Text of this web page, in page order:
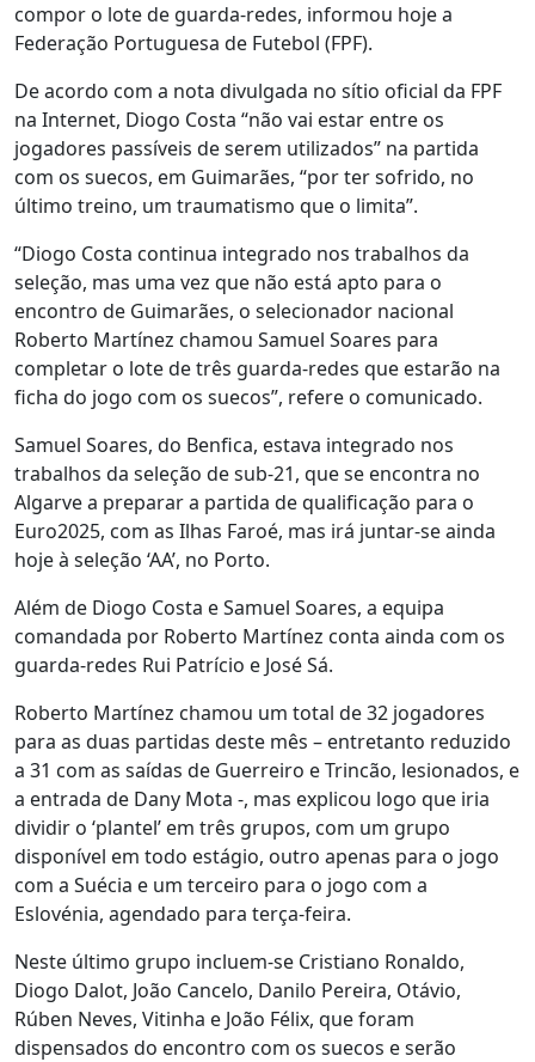
compor o lote de guarda-redes, informou hoje a
Federação Portuguesa de Futebol (FPF).
De acordo com a nota divulgada no sítio oficial da FPF
na Internet, Diogo Costa “não vai estar entre os
jogadores passíveis de serem utilizados” na partida
com os suecos, em Guimarães, “por ter sofrido, no
último treino, um traumatismo que o limita”.
“Diogo Costa continua integrado nos trabalhos da
seleção, mas uma vez que não está apto para o
encontro de Guimarães, o selecionador nacional
Roberto Martínez chamou Samuel Soares para
completar o lote de três guarda-redes que estarão na
ficha do jogo com os suecos”, refere o comunicado.
Samuel Soares, do Benfica, estava integrado nos
trabalhos da seleção de sub-21, que se encontra no
Algarve a preparar a partida de qualificação para o
Euro2025, com as Ilhas Faroé, mas irá juntar-se ainda
hoje à seleção ‘AA’, no Porto.
Além de Diogo Costa e Samuel Soares, a equipa
comandada por Roberto Martínez conta ainda com os
guarda-redes Rui Patrício e José Sá.
Roberto Martínez chamou um total de 32 jogadores
para as duas partidas deste mês – entretanto reduzido
a 31 com as saídas de Guerreiro e Trincão, lesionados, e
a entrada de Dany Mota -, mas explicou logo que iria
dividir o ‘plantel’ em três grupos, com um grupo
disponível em todo estágio, outro apenas para o jogo
com a Suécia e um terceiro para o jogo com a
Eslovénia, agendado para terça-feira.
Neste último grupo incluem-se Cristiano Ronaldo,
Diogo Dalot, João Cancelo, Danilo Pereira, Otávio,
Rúben Neves, Vitinha e João Félix, que foram
dispensados do encontro com os suecos e serão